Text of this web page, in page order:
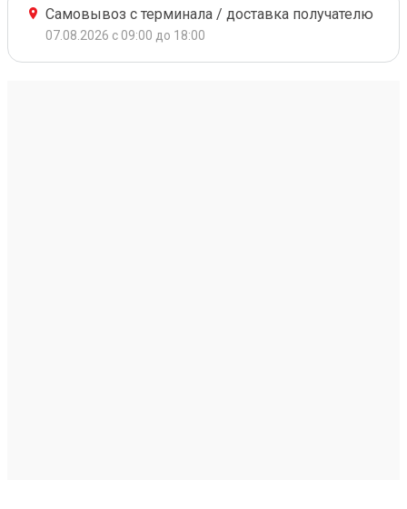
Самовывоз с терминала / доставка получателю
07.08.2026 с 09:00 до 18:00